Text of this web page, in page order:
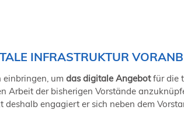
2026
2026
2026 in Stuttgart
INFRASTRUKTUR
einbringen, um das digitale Angebotfür die
Arbeit der bisherigen Vorstände
engagiert er sich neben dem